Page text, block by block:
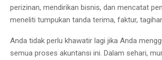
perizinan, mendirikan bisnis, dan mencatat
meneliti tumpukan tanda terima, faktur,
Anda tidak perlu khawatir lagi jika Anda
semua proses akuntansi ini. Dalam sehari,